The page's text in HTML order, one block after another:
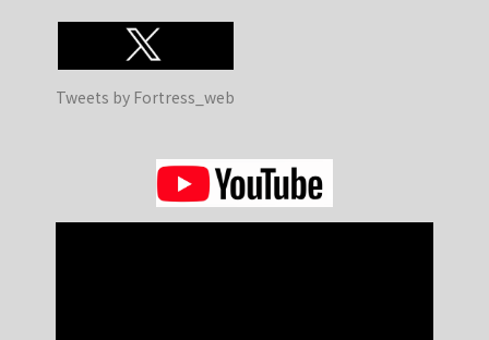
Tweets by Fortress_web